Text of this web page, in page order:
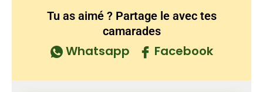
Tu as aimé ? Partage le avec tes
camarades
Whatsapp Facebook